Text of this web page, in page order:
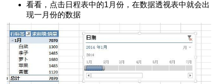
看看，点击日程表中的1月份，在数据透视表中就会出
现一月份的数据